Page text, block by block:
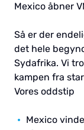
Mexico åbner
Så er der
det hele
Sydafrika. Vi
kampen fra
Vores oddstip
Mexico